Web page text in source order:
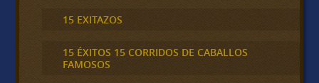
15 EXITAZOS
15 ÉXITOS 15 CORRIDOS DE CABALLOS
FAMOSOS